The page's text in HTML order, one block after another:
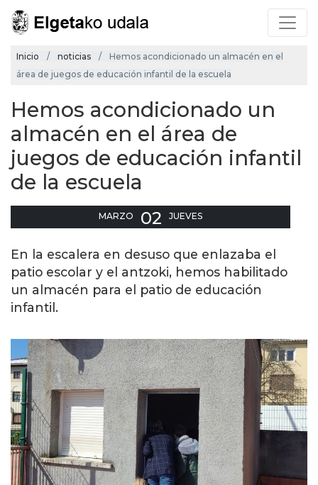
Inicio noticias
Hemos acondicionado un almacén en el
área de juegos de educación infantil de la escuela
Hemos acondicionado un
almacén en el área de
juegos de educación infantil
de la escuela
MARZO 02 JUEVES
En la escalera en desuso que enlazaba el
patio escolar y el antzoki, hemos habilitado
un almacén para el patio de educación
infantil.